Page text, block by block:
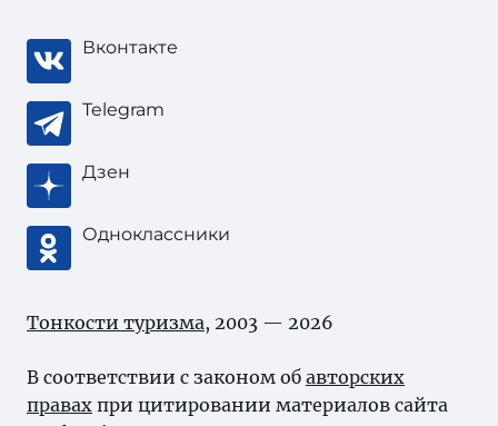
Вконтакте
Telegram
Дзен
Одноклассники
Тонкости туризма, 2003 — 2026
В соответствии с законом об авторских
правах при цитировании материалов сайта